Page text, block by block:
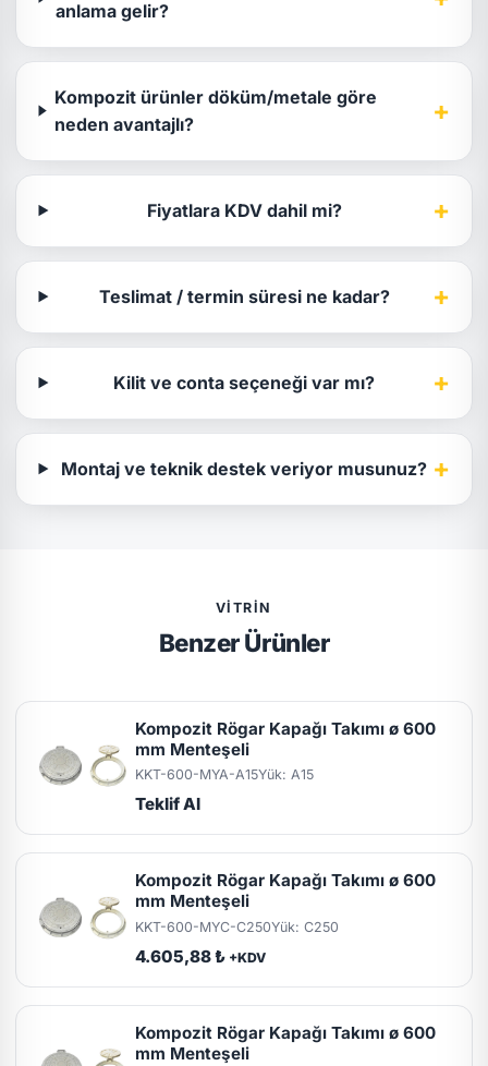
anlama gelir?
Kompozit ürünler döküm/metale göre
neden avantajlı?
+
Fiyatlara KDV dahil mi? +
Teslimat / termin süresi ne kadar? +
Kilit ve conta seçeneği var mı? +
Montaj ve teknik destek veriyor musunuz? +
VITRIN
Benzer Ürünler
Kompozit Rögar Kapağı Takımı ø 600
mm Menteşeli
KKT-600-MYA-A15Yük: A15
Teklif Al
Kompozit Rögar Kapağı Takımı ø 600
mm Menteşeli
KKT-600-MYC-C250Yük: C250
4.605,88 ₺ +KDV
Kompozit Rögar Kapağı Takımı ø 600
mm Menteşeli